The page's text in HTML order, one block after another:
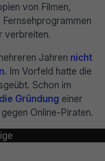
von Filmen,
verbreiten.
Jahren nicht
. Im Vorfeld hatte die
Schon im
Gründung einer
Online-Piraten.